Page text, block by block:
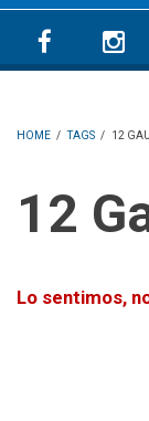
HOME / TAGS / 12
12
Lo sentimos,